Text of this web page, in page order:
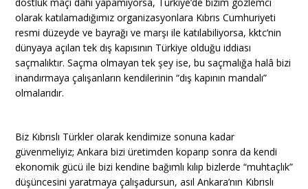
olarak katılamadığımız organizasyonlara Kıbrıs Cumhuriyeti
resmi düzeyde ve bayrağı ve marşı ile katılabiliyorsa, kktc’nin
dünyaya açılan tek dış kapısının Türkiye olduğu iddiası
saçmalıktır. Saçma olmayan tek şey ise, bu saçmalığa halâ bizi
inandırmaya çalışanların kendilerinin “dış kapının mandalı”
olmalarıdır.
Biz Kıbrıslı Türkler olarak kendimize sonuna kadar
güvenmeliyiz; Ankara bizi üretimden koparıp sonra da kendi
ekonomik gücü ile bizi kendine bağımlı kılıp bizlerde “muhtaçlık”
düşüncesini yaratmaya çalışadursun, asıl Ankara’nın Kıbrıslı